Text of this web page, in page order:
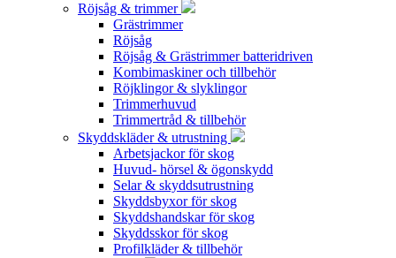
Röjsåg & trimmer
Grästrimmer
Röjsåg
Röjsåg & Grästrimmer batteridriven
Kombimaskiner och tillbehör
Röjklingor & slyklingor
Trimmerhuvud
Trimmertråd & tillbehör
Skyddskläder & utrustning
Arbetsjackor för skog
Huvud- hörsel & ögonskydd
Selar & skyddsutrustning
Skyddsbyxor för skog
Skyddshandskar för skog
Skyddsskor för skog
Profilkläder & tillbehör